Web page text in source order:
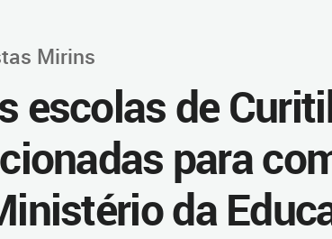
Mirins
escolas de
para
da